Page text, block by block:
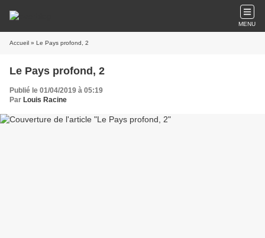
MENU
Accueil » Le Pays profond, 2
Le Pays profond, 2
Publié le 01/04/2019 à 05:19
Par Louis Racine